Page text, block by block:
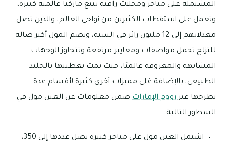
المشتملة على متاجر ومحلات راقية تتبع ماركتا عالمية كبيرة،
وتعمل على استقطاب الكثيرين من نواحي العالم، والذين تصل
معدلاتهم إلى 12 مليون زائر في السنة، ويضم المول أكبر صالة
للتزلج تحمل مواصفات ومعايير مرتفعة وتتجاوز الوجهات
المشابهة والمعروفة عالميًا، حيث تمت تغطيتها بالجليد
الطبيعي، بالإضافة غلى مميزات أخرى كثيرة لأقسام عدة
نطرحها عبرزووم الإمارات ضمن معلومات عن العين مول في
السطور التالية:
اشتمل العين مول على متاجر كثيرة يصل عددها إلى 350،